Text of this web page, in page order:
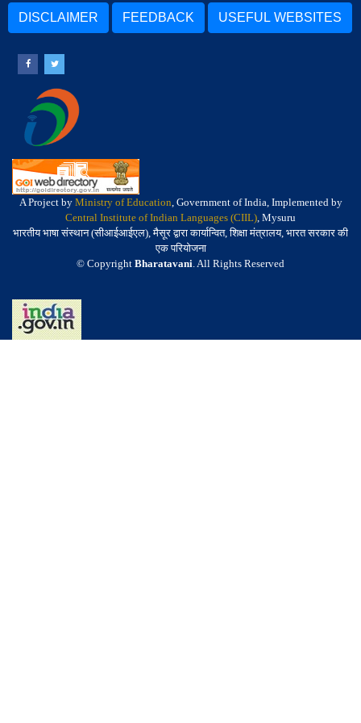
DISCLAIMER FEEDBACK USEFUL WEBSITES
A Project by Ministry of Education, Government of India, Implemented by
Central Institute of Indian Languages (CIIL), Mysuru
भारतीय भाषा संस्थान (सीआईआईएल), मैसूर द्वारा कार्यान्वित, शिक्षा मंत्रालय, भारत सरकार की
एक परियोजना
© Copyright Bharatavani. All Rights Reserved